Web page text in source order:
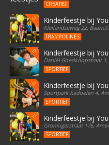
CREATIEF
Kinderfeestje bij
Kleilandseweg 22,
TRAMPOLINES
Kinderfeestje bij
Daniël Goedkoopstraat 1,
SPORTIEF
Kinderfeestje bij
Sportpark Kadoelen 4,
SPORTIEF
Kinderfeestje bij
Groningerstraat 176,
SPORTIEF